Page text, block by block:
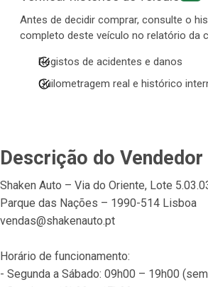
Antes de decidir comprar, consulte o
completo deste veículo no relatório da
Registos de acidentes e danos
Quilometragem real e histórico
Descrição do Vendedor
Shaken Auto – Via do Oriente, Lote
Parque das Nações – 1990-514 Lisboa
vendas@shakenauto.pt
Horário de funcionamento:
- Segunda a Sábado: 09h00 – 19h00